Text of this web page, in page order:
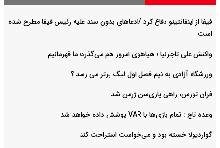
فیفا از اینفانتینو دفاع کرد /ادعاهای بدون سند علیه رئیس فیفا مطرح شده
است
واکنش علی تاجرنیا ؛ هیاهوی امروز هم می‌گذرد؛ ما قهرمانیم
ورزشگاه آزادی به نیم فصل اول لیگ برتر می رسد ؟
فران تورس، راهی پاری‌سن ژرمن شد
وعده تاج : تمام بازی‌ها با VAR پوشش داده خواهد شد
گواردیولا خسته بود و می‌خواست استراحت کند